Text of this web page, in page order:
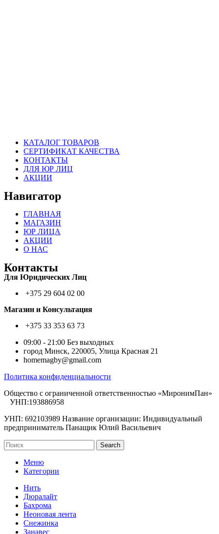
КАТАЛОГ ТОВАРОВ
СЕРТИФИКАТ КАЧЕСТВА
КОНТАКТЫ
ДЛЯ ЮР ЛИЦ
АКЦИИ
Навигатор
ГЛАВНАЯ
МАГАЗИН
ЮР ЛИЦА
АКЦИИ
О НАС
Контакты
Для Юридических Лиц
+375 29 604 02 00
Магазин и Консультация
+375 33 353 63 73
09:00 - 21:00 Без выходных
город Минск, 220005, Улица Красная 21
homemagby@gmail.com
Политика конфиденциальности
Общество с ограниченной ответственностью «МиронимПан»
УНП:193886958
УНП: 692103989 Название организации: Индивидуальный
предприниматель Панащик Юлий Васильевич
Search
Меню
Категории
Нить
Дюралайт
Бахрома
Неоновая лента
Снежинка
Занавес